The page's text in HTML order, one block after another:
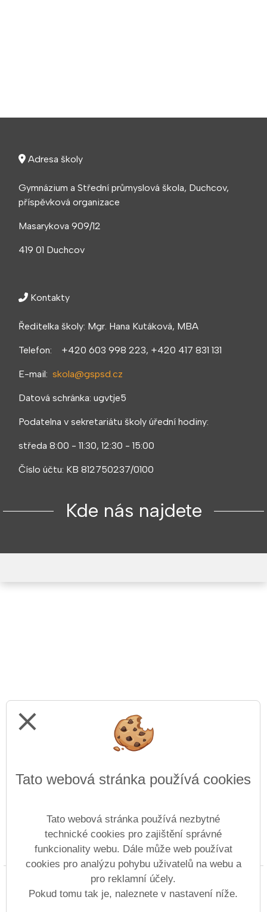
Adresa školy
Gymnázium a Střední průmyslová škola, Duchcov,
příspěvková organizace
Masarykova 909/12
419 01 Duchcov
Kontakty
Ředitelka školy: Mgr. Hana Kutáková, MBA
Telefon: +420 603 998 223, +420 417 831 131
E-mail: skola@gspsd.cz
Datová schránka: ugvtje5
Podatelna v sekretariátu školy úřední hodiny:
středa 8:00 - 11:30, 12:30 - 15:00
Číslo účtu: KB 812750237/0100
Kde nás najdete
Prohlášení o přístupnosti Mapa webu Cookies
Copyright © 2014 - 2026 Gymnázium a Střední
průmyslová škola Duchcov &
Vitalex Group
close
Tato webová stránka používá cookies
Tato webová stránka používá nezbytné
technické cookies pro zajištění správné
funkcionality webu. Dále může web používat
cookies pro analýzu pohybu uživatelů na webu a
pro reklamní účely.
Pokud tomu tak je, naleznete v nastavení níže.